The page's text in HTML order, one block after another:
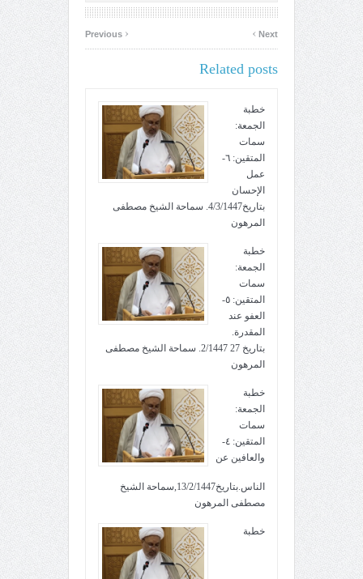
‹ Next
›
Related posts
خطبة
الجمعة:
سمات
المتقين: ٦-
عمل
الإحسان
بتاريخ4/3/1447. سماحة الشيخ مصطفى
المرهون
خطبة
الجمعة:
سمات
المتقين: ٥-
العفو عند
المقدرة.
بتاريخ 27 2/1447. سماحة الشيخ مصطفى
المرهون
خطبة
الجمعة:
سمات
المتقين: ٤-
والعافين عن
الناس.بتاريخ13/2/1447,سماحة الشيخ
مصطفى المرهون
خطبة